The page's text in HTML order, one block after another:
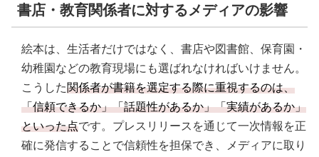
書店・教育関係者に対するメディアの影響
絵本は、生活者だけではなく、書店や図書館、保育園・
幼稚園などの教育現場にも選ばれなければいけません。
こうした関係者が書籍を選定する際に重視するのは、
「信頼できるか」「話題性があるか」「実績があるか」
といった点です。プレスリリースを通じて一次情報を正
確に発信することで信頼性を担保でき、メディアに取り